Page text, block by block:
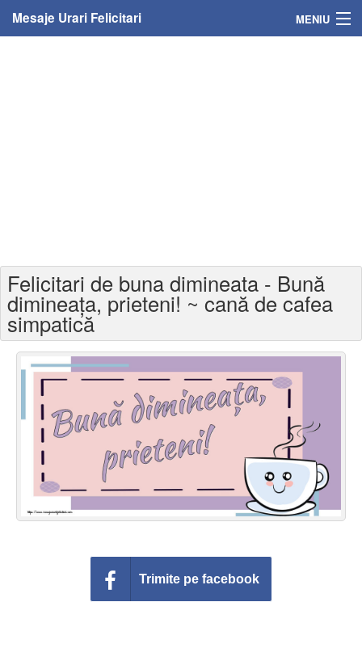
Mesaje Urari Felicitari MENIU
Felicitari varsta
Felicitari zilele anului
Felicitari zile saptamana
Felicitari muzicale
Felicitari muzicale personalizate
Felicitari animate
Invitatii personalizate
Felicitari de buna dimineata - Bună
dimineața, prieteni! ~ cană de cafea
simpatică
Trimite pe facebook